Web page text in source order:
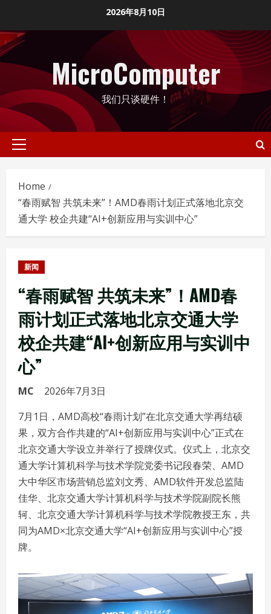
content
2026年8月10日
MicroComputer
我们只谈硬件！
Primary
Home
“春雨赋智 共筑未来”！AMD春雨计划正式落地北京交
通大学 校企共建“AI+创新应用与实训中心”
新闻
“春雨赋智 共筑未来”！AMD春
雨计划正式落地北京交通大学
校企共建“AI+创新应用与实训中
心”
MC
2026年7月3日
7月1日，AMD高校“春雨计划”在北京交通大学再结硕
果，双方合作共建的“AI+创新应用与实训中心”正式在
北京交通大学设立并举行了授牌仪式。仪式上，北京交
通大学计算机科学与技术学院党委书记段春荣、AMD
大中华区市场营销总监刘文秀、AMD软件开发总监陆
佳华、北京交通大学计算机科学与技术学院副院长熊
轲、北京交通大学计算机科学与技术学院教授王东，共
同为AMD×北京交通大学“AI+创新应用与实训中心”授
牌。